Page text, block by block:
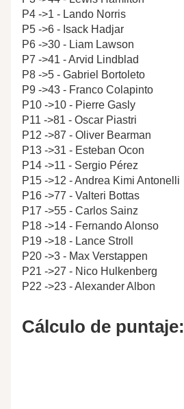
P4 ->1 - Lando Norris
P5 ->6 - Isack Hadjar
P6 ->30 - Liam Lawson
P7 ->41 - Arvid Lindblad
P8 ->5 - Gabriel Bortoleto
P9 ->43 - Franco Colapinto
P10 ->10 - Pierre Gasly
P11 ->81 - Oscar Piastri
P12 ->87 - Oliver Bearman
P13 ->31 - Esteban Ocon
P14 ->11 - Sergio Pérez
P15 ->12 - Andrea Kimi Antonelli
P16 ->77 - Valteri Bottas
P17 ->55 - Carlos Sainz
P18 ->14 - Fernando Alonso
P19 ->18 - Lance Stroll
P20 ->3 - Max Verstappen
P21 ->27 - Nico Hulkenberg
P22 ->23 - Alexander Albon
Cálculo de puntaje: